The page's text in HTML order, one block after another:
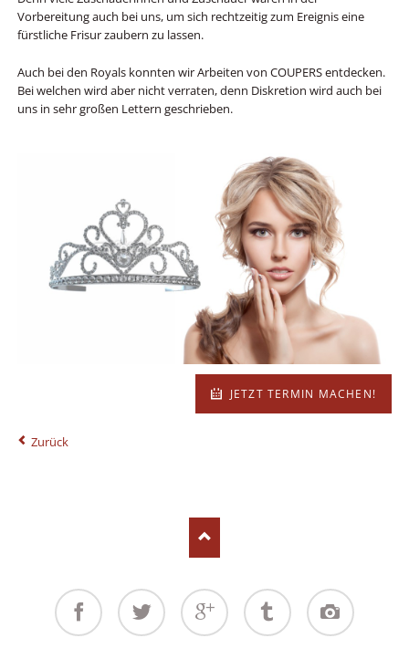
Vorbereitung auch bei uns, um sich rechtzeitig zum Ereignis eine
fürstliche Frisur zaubern zu lassen.
Auch bei den Royals konnten wir Arbeiten von COUPERS entdecken.
Bei welchen wird aber nicht verraten, denn Diskretion wird auch bei
uns in sehr großen Lettern geschrieben.
JETZT TERMIN MACHEN!
Zurück